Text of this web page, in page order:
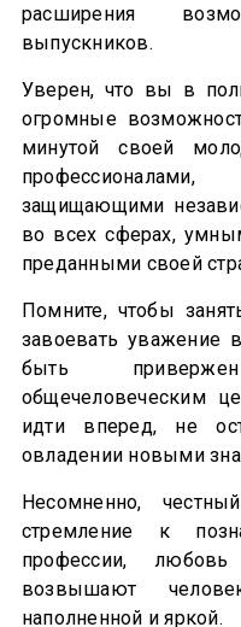
расширения
выпускников.
Уверен, что вы в
огромные
минутой своей
защищающими
во всех сферах,
преданными своей
Помните, чтобы
завоевать уважение
быть
общечеловеческим
идти вперед, не
овладении новыми
Несомненно,
стремление к
профессии,
возвышают
наполненной и яркой.